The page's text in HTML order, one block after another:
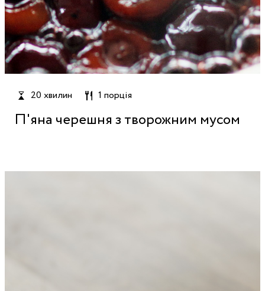
20 хвилин 1 порція
П'яна черешня з творожним мусом